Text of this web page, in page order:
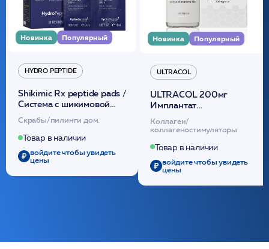
Новинка Популярный
HYDRO PEPTIDE
Shikimic Rx peptide pads /
Cистема с шикимовой
кислотой обновляющая
(30шт) /HP
Скрабы/пилинги дом.
Товар в наличии
войдите чтобы увидеть
цены
Новинка Популярный
ULTRACOL
ULTRACOL 200мг
Имплантат
внутридермальный,
стерильный на основе
полидиоксанона
/ULTRACOL
Коллаген/
коллагеностимуляторы
Товар в наличии
войдите чтобы увидеть
цены